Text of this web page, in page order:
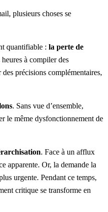
plusieurs choses se
quantifiable : la perte de
à compiler des
précisions complémentaires,
. Sans vue d’ensemble,
le même dysfonctionnement de
. Face à un afflux
apparente. Or, la demande la
urgente. Pendant ce temps,
critique se transforme en